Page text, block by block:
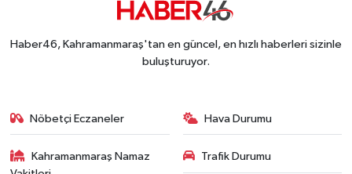
Haber46, Kahramanmaraş'tan en güncel, en hızlı haberleri sizinle
buluşturuyor.
Nöbetçi Eczaneler Hava Durumu
Kahramanmaraş Namaz
Trafik Durumu